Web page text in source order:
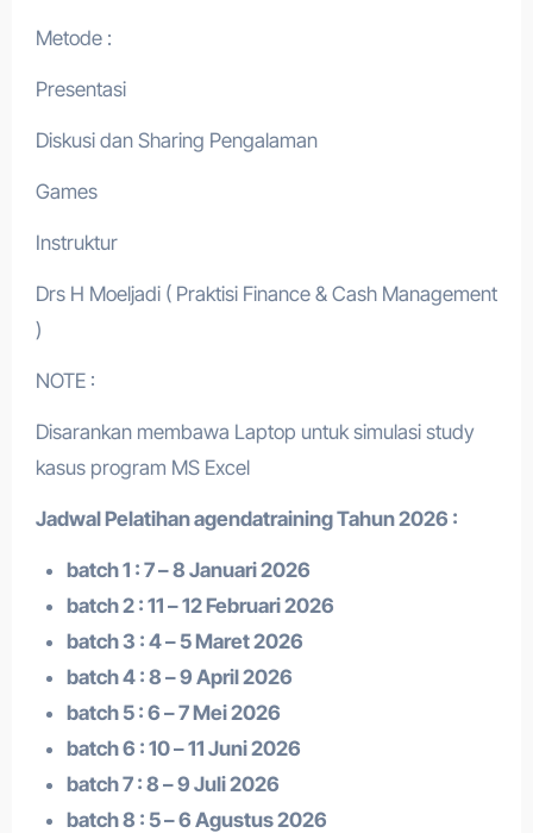
Metode :
Presentasi
Diskusi dan Sharing Pengalaman
Games
Instruktur
Drs H Moeljadi ( Praktisi Finance & Cash Management
)
NOTE :
Disarankan membawa Laptop untuk simulasi study
kasus program MS Excel
Jadwal Pelatihan agendatrainingTahun 2026 :
batch 1 : 7 – 8 Januari 2026
batch 2 : 11 – 12 Februari 2026
batch 3 : 4 – 5 Maret 2026
batch 4 : 8 – 9 April 2026
batch 5 : 6 – 7 Mei 2026
batch 6 : 10 – 11 Juni 2026
batch 7 : 8 – 9 Juli 2026
batch 8 : 5 – 6 Agustus 2026